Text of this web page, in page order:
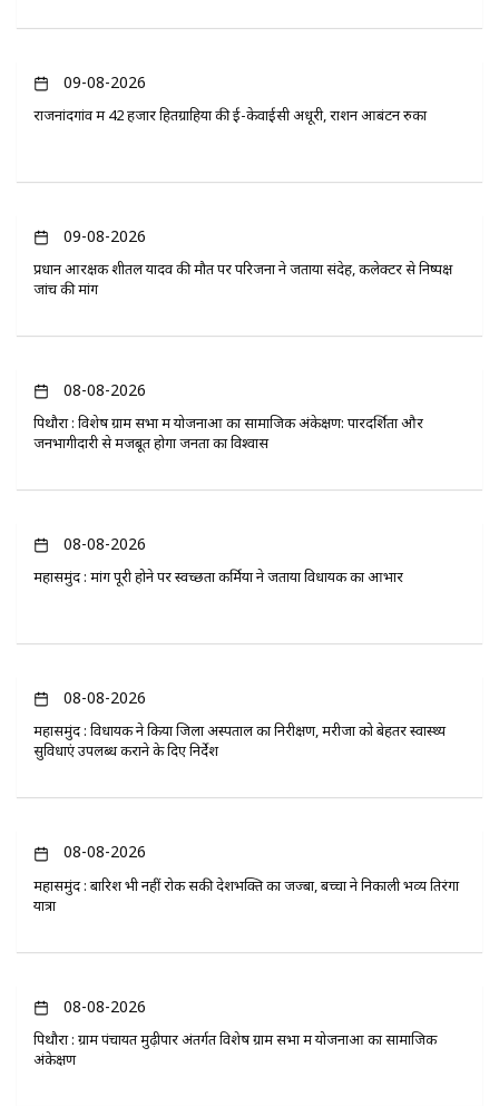
09-08-2026
राजनांदगांव में 42 हजार हितग्राहियों की ई-केवाईसी अधूरी, राशन आबंटन रुका
09-08-2026
प्रधान आरक्षक शीतल यादव की मौत पर परिजनों ने जताया संदेह, कलेक्टर से निष्पक्ष
जांच की मांग
08-08-2026
पिथौरा : विशेष ग्राम सभा में योजनाओं का सामाजिक अंकेक्षण: पारदर्शिता और
जनभागीदारी से मजबूत होगा जनता का विश्वास
08-08-2026
महासमुंद : मांग पूरी होने पर स्वच्छता कर्मियों ने जताया विधायक का आभार
08-08-2026
महासमुंद : विधायक ने किया जिला अस्पताल का निरीक्षण, मरीजों को बेहतर स्वास्थ्य
सुविधाएं उपलब्ध कराने के दिए निर्देश
08-08-2026
महासमुंद : बारिश भी नहीं रोक सकी देशभक्ति का जज्बा, बच्चों ने निकाली भव्य तिरंगा
यात्रा
08-08-2026
पिथौरा : ग्राम पंचायत मुढ़ीपार अंतर्गत विशेष ग्राम सभा में योजनाओं का सामाजिक
अंकेक्षण